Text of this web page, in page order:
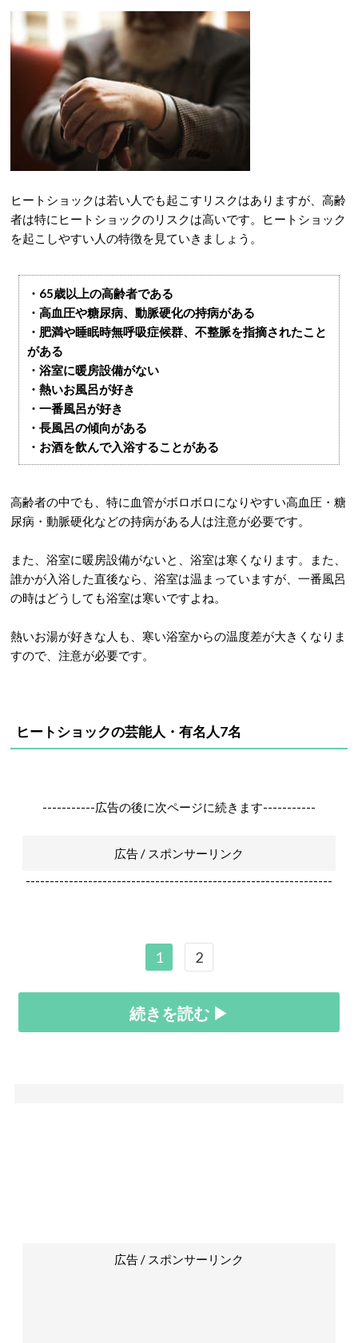
ヒートショックは若い人でも起こすリスクはありますが、高齢
者は特にヒートショックのリスクは高いです。ヒートショック
を起こしやすい人の特徴を見ていきましょう。
・65歳以上の高齢者である
・高血圧や糖尿病、動脈硬化の持病がある
・肥満や睡眠時無呼吸症候群、不整脈を指摘されたこと
がある
・浴室に暖房設備がない
・熱いお風呂が好き
・一番風呂が好き
・長風呂の傾向がある
・お酒を飲んで入浴することがある
高齢者の中でも、特に血管がボロボロになりやすい高血圧・糖
尿病・動脈硬化などの持病がある人は注意が必要です。
また、浴室に暖房設備がないと、浴室は寒くなります。また、
誰かが入浴した直後なら、浴室は温まっていますが、一番風呂
の時はどうしても浴室は寒いですよね。
熱いお湯が好きな人も、寒い浴室からの温度差が大きくなりま
すので、注意が必要です。
ヒートショックの芸能人・有名人7名
-----------広告の後に次ページに続きます-----------
広告 / スポンサーリンク
----------------------------------------------------------------
1 2
続きを読む ▶
広告 / スポンサーリンク